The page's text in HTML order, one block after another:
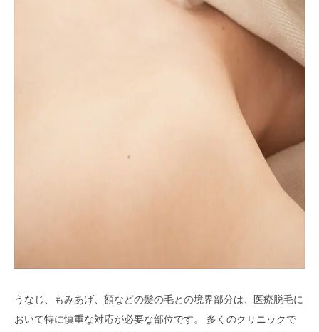
うなじ、もみあげ、額などの髪の毛との境界部分は、医療脱毛に
おいて特に慎重な対応が必要な部位です。 多くのクリニックで